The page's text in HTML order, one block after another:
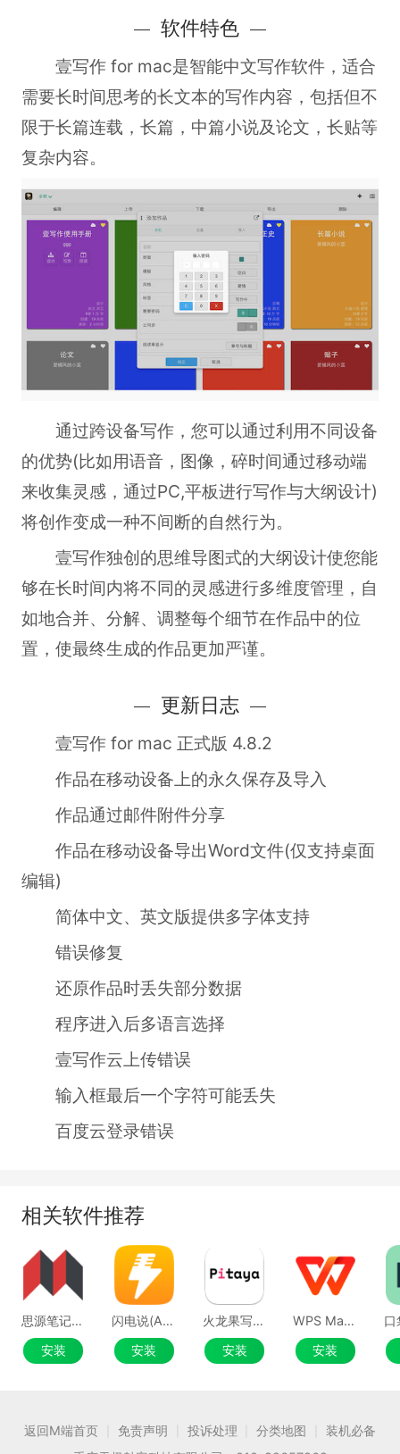
软件特色
壹写作 for mac是智能中文写作软件，适合
需要长时间思考的长文本的写作内容，包括但不
限于长篇连载，长篇，中篇小说及论文，长贴等
复杂内容。
通过跨设备写作，您可以通过利用不同设备
的优势(比如用语音，图像，碎时间通过移动端
来收集灵感，通过PC,平板进行写作与大纲设计)
将创作变成一种不间断的自然行为。
壹写作独创的思维导图式的大纲设计使您能
够在长时间内将不同的灵感进行多维度管理，自
如地合并、分解、调整每个细节在作品中的位
置，使最终生成的作品更加严谨。
更新日志
壹写作 for mac 正式版 4.8.2
作品在移动设备上的永久保存及导入
作品通过邮件附件分享
作品在移动设备导出Word文件(仅支持桌面
编辑)
简体中文、英文版提供多字体支持
错误修复
还原作品时丢失部分数据
程序进入后多语言选择
壹写作云上传错误
输入框最后一个字符可能丢失
百度云登录错误
相关软件推荐
思源笔记Mac版
安装
闪电说(AI语音输入法)Mac版
安装
火龙果写作Mac版
安装
WPS Mac版
安装
返回M端首页 免责声明 投诉处理 分类地图
装机必备